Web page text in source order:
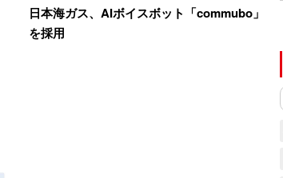
日本海ガス、AIボイスボット「commubo」
を採用